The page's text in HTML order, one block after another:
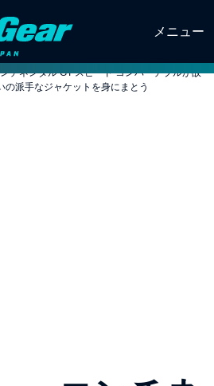
メニュー
チネンタル GT スピード コンバーチブルが故
派手なジャケットを身にまとう